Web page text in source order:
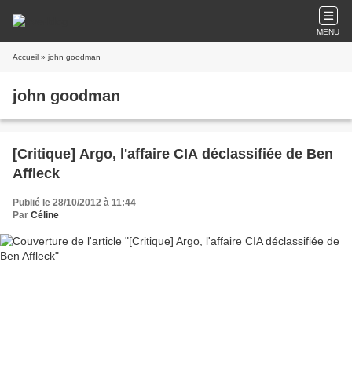
MENU
Accueil » john goodman
john goodman
[Critique] Argo, l'affaire CIA déclassifiée de Ben
Affleck
Publié le 28/10/2012 à 11:44
Par Céline